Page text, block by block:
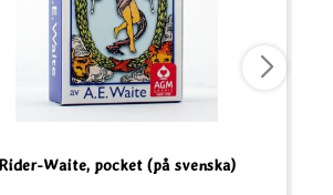
Rider-Waite, pocket (på svenska)